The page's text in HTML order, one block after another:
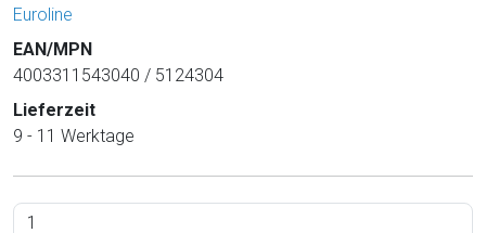
Euroline
EAN/MPN
4003311543040 / 5124304
Lieferzeit
9 - 11 Werktage